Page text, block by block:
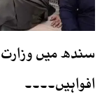
سندھ میں وزارت
افواہیں۔۔۔۔